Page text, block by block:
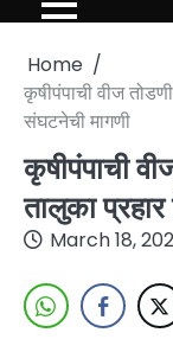
Home
कृषीपंपाची वीज
संघटनेची मागणी
कृषीपंपाची
तालुका
March 18,